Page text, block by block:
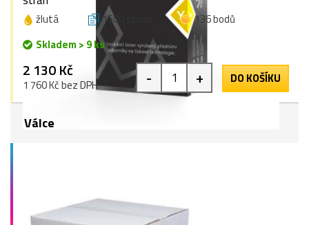
žlutá 1500 stran
136 bodů
Skladem > 9 ks
2 130 Kč
1 760 Kč bez DPH - + DO KOŠÍKU
Válce